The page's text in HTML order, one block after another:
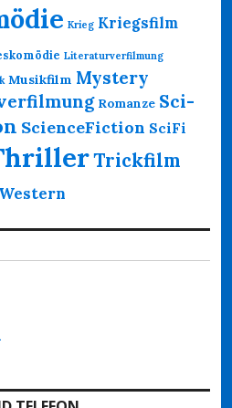
Krieg Kriegsfilm
Literaturverfilmung
Musikfilm Mystery
Romanze Sci-
ScienceFiction SciFi
Trickfilm
Western